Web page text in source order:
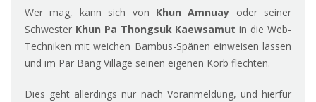
Wer mag, kann sich von Khun Amnuay oder seiner
Schwester Khun Pa Thongsuk Kaewsamutin die Web-
Techniken mit weichen Bambus-Spänen einweisen lassen
und im Par Bang Village seinen eigenen Korb flechten.
Dies geht allerdings nur nach Voranmeldung, und hierfür